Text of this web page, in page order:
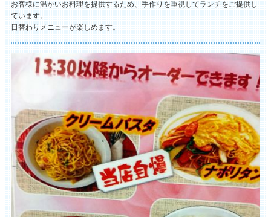
お客様に温かいお料理を提供するため、手作りを重視してランチをご提供し
ています。
日替わりメニューが楽しめます。